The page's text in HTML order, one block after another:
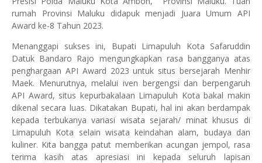
rumah Provinsi Maluku didapuk menjadi Juara Umum API
Award ke-8 Tahun 2023.
Menanggapi sukses ini, Bupati Limapuluh Kota Safaruddin
Datuk Bandaro Rajo mengungkapkan rasa bangganya atas
penghargaan API Award 2023 untuk situs bersejarah Menhir
Maek. Menurutnya, melalui iven bergengsi dan berpengaruh
API Award, situs kepurbakalaan Limapuluh Kota bakal makin
dikenal secara luas. Dikatakan Bupati, hal ini akan berdampak
kepada terbukanya variasi wisata sejarah/ minat khusus di
Limapuluh Kota selain wisata keindahan alam, budaya dan
kuliner. Kita bangga patut memberikan acungan jempol, rasa
terima kasih atas apresiasi ini kepada seluruh lapisan